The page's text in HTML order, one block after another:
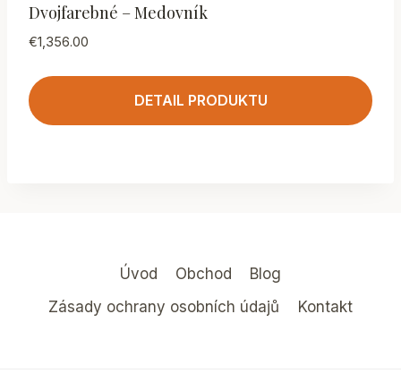
Dvojfarebné – Medovník
€1,356.00
DETAIL PRODUKTU
Úvod Obchod
Blog
Zásady ochrany osobních údajů
Kontakt